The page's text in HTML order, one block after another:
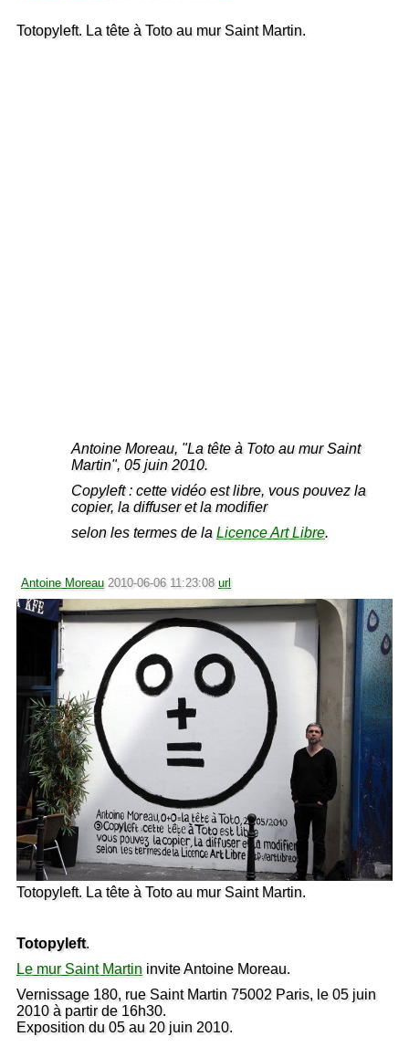
Totopyleft. La tête à Toto au mur Saint Martin.
Antoine Moreau, "La tête à Toto au mur Saint
Martin", 05 juin 2010.
Copyleft : cette vidéo est libre, vous pouvez la
copier, la diffuser et la modifier
selon les termes de laLicence Art Libre.
Antoine Moreau 2010-06-06 11:23:08 url
Totopyleft. La tête à Toto au mur Saint Martin.
Totopyleft.
Le mur Saint Martin invite Antoine Moreau.
Vernissage 180, rue Saint Martin 75002 Paris, le 05 juin
2010 à partir de 16h30.
Exposition du 05 au 20 juin 2010.